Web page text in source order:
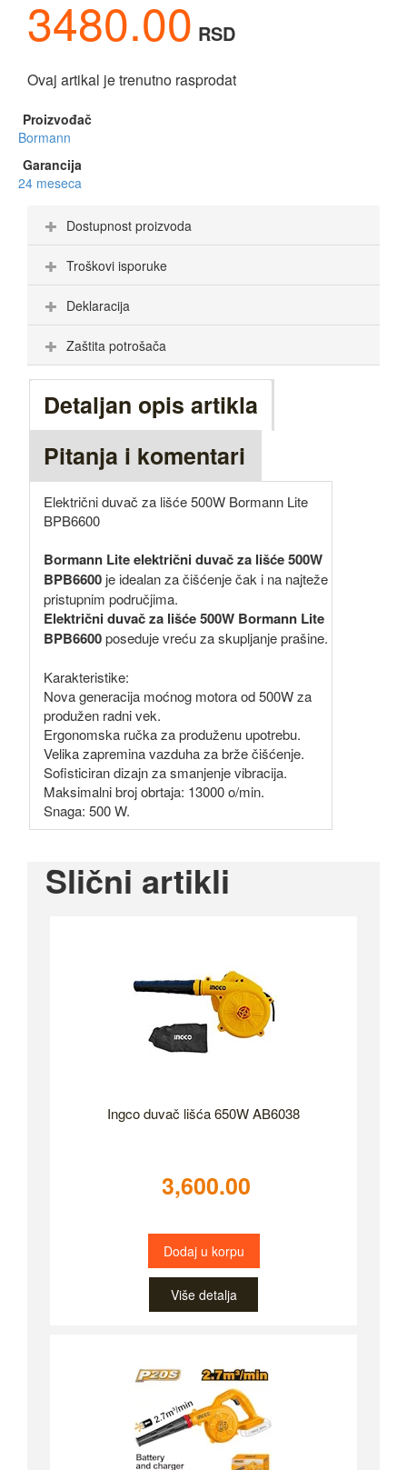
3480.00 RSD
Ovaj artikal je trenutno rasprodat
Proizvođač
Bormann
Garancija
24 meseca
Dostupnost proizvoda
Troškovi isporuke
Deklaracija
Zaštita potrošača
Detaljan opis artikla
Pitanja i komentari
Električni duvač za lišće 500W Bormann Lite
BPB6600
Bormann Lite električni duvač za lišće 500W
BPB6600 je idealan za čišćenje čak i na najteže
pristupnim područjima.
Električni duvač za lišće 500W Bormann Lite
BPB6600poseduje vreću za skupljanje prašine.
Karakteristike:
Nova generacija moćnog motora od 500W za
produžen radni vek.
Ergonomska ručka za produženu upotrebu.
Velika zapremina vazduha za brže čišćenje.
Sofisticiran dizajn za smanjenje vibracija.
Maksimalni broj obrtaja: 13000 o/min.
Snaga: 500 W.
Slični artikli
Ingco duvač lišća 650W AB6038
3,600.00
Dodaj u korpu
Više detalja